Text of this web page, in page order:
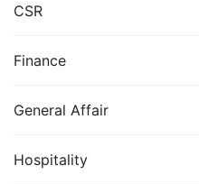
CSR
Finance
General Affair
Hospitality